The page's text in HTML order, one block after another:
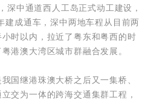
深中通道西人工岛正式动工建设，
建成通车，深中两地车程从目前两
时以内，拉近了粤东和粤西的时
港澳大湾区城市群融合发展。
国继港珠澳大桥之后又一集桥、
交为一体的跨海交通集群工程，